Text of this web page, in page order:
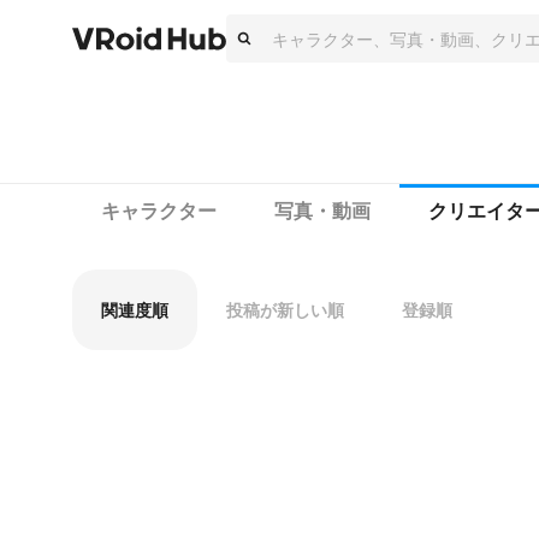
キャラクター 写真・動画 クリエイタ
関連度順 投稿が新しい順 登録順